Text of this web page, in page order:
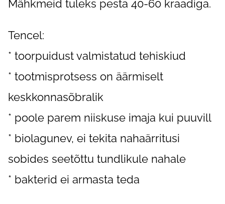
Mähkmeid tuleks pesta 40-60 kraadiga.
Tencel:
* toorpuidust valmistatud tehiskiud
* tootmisprotsess on äärmiselt
keskkonnasõbralik
* poole parem niiskuse imaja kui puuvill
* biolagunev, ei tekita nahaärritusi
sobides seetõttu tundlikule nahale
* bakterid ei armasta teda